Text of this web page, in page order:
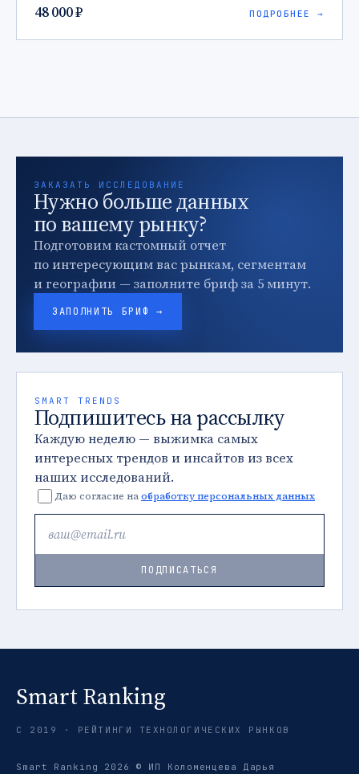
48 000 ₽ ПОДРОБНЕЕ →
ЗАКАЗАТЬ ИССЛЕДОВАНИЕ
Нужно больше данных
по вашему рынку?
Подготовим кастомный отчет
по интересующим вас рынкам, сегментам
и географии — заполните бриф за 5 минут.
ЗАПОЛНИТЬ БРИФ →
SMART TRENDS
Подпишитесь на рассылку
Каждую неделю — выжимка самых
интересных трендов и инсайтов из всех
наших исследований.
Даю согласие наобработку персональных данных
ПОДПИСАТЬСЯ
Smart Ranking
С 2019 · РЕЙТИНГИ ТЕХНОЛОГИЧЕСКИХ РЫНКОВ
Smart Ranking 2026 © ИП Коломенцева Дарья